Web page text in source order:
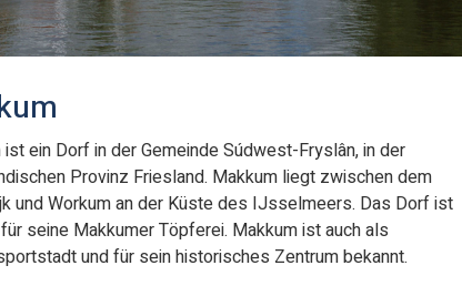
ist ein Dorf in der Gemeinde Súdwest-Fryslân, in der
Provinz Friesland. Makkum liegt zwischen dem
und Workum an der Küste des IJsselmeers. Das Dorf ist
seine Makkumer Töpferei. Makkum ist auch als
und für sein historisches Zentrum bekannt.